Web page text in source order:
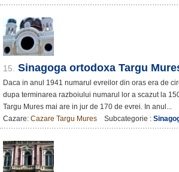
15. Sinagoga ortodoxa Targu
Daca in anul 1941 numarul evreilor din oras era de
dupa terminarea razboiului numarul lor a scazut la
Targu Mures mai are in jur de 170 de evrei. In anul...
Cazare: Cazare Targu Mures Subcategorie :